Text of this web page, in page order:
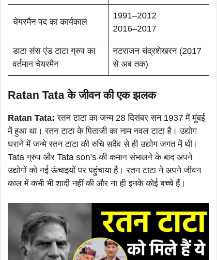
चेयरमैन पद का कार्यकाल
1991–2012
2016–2017
डाटा संस एंड टाटा ग्रुप का
वर्तमान चेयरमैन
नटराजन चंद्रशेखरन (2017
से अब तक)
Ratan Tata के जीवन की एक झलक
Ratan Tata:रतन टाटा का जन्म 28 दिसंबर सन 1937 में मुंबई
में हुआ था। रतन टाटा के पिताजी का नाम नवल टाटा है। उद्योग
घराने में जन्मे रतन टाटा की रुचि सदैव से ही उद्योग जगत में थी।
Tata ग्रुप और Tata son’s की कमान संभालने के बाद अपने
उद्योगों को नई ऊंचाइयों पर पहुंचाया है। रतन टाटा ने अपने जीवन
काल में कभी भी शादी नहीं की और ना ही इनके कोई बच्चे हैं।